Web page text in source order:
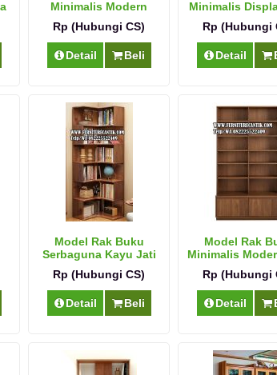
Minimalis Modern
Rp (Hubungi CS)
Detail Beli
Minimalis
Rp (Hubungi
Detail
Model Rak Buku
Serbaguna Kayu Jati
Rp (Hubungi CS)
Detail Beli
Model Rak
Minimalis
Rp (Hubungi
Detail